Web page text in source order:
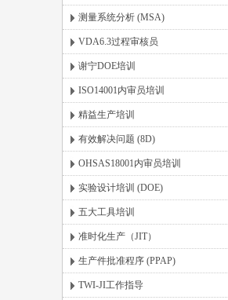
测量系统分析 (MSA)
VDA6.3过程审核员
谢宁DOE培训
ISO14001内审员培训
精益生产培训
有效解决问题 (8D)
OHSAS18001内审员培训
实验设计培训 (DOE)
五大工具培训
准时化生产（JIT）
生产件批准程序 (PPAP)
TWI-JI工作指导